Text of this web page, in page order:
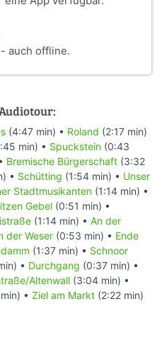
auch offline.
(4:47 min) • Roland (2:17 min)
min) • Spuckstein (0:43
Bremische Bürgerschaft (3:32
• Schütting (1:54 min) • Unser
Stadtmusikanten (1:14 min) •
Gebel (0:51 min) •
(1:14 min) • An der
der Weser (0:53 min) • Ende
(1:37 min) • Schnoor
• Durchgang (0:37 min) •
Altenwall (3:04 min) •
• Ziel am Markt (2:22 min)